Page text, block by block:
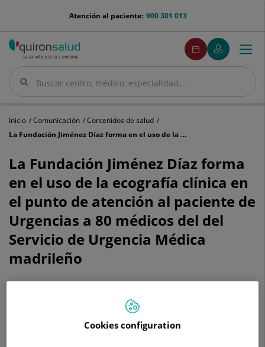
menu-
900 301 013
Atención al paciente:
Buscar
Buscar
menuPedirCita
Pedir
cita
Mi
Quirónsalud
Menú
Inicio Comunicación
Contenidos de salud
La Fundación Jiménez Díaz forma en el uso de la ecografía clínica en el punto de atención al paciente de Urgencias a 80 médicos del del Servicio de Urgencia Médica madrileño
Fundación
Jiménez
Díaz
forma
en
el
de
la
ecografía
La Fundación Jiménez Díaz forma
en el uso de la ecografía clínica en
el punto de atención al paciente de
Urgencias a 80 médicos del del
Servicio de Urgencia Médica
madrileño
HOSPITAL UNIVERSITARIO FUNDACIÓN JIMÉNEZ DÍAZ
Cookies configuration